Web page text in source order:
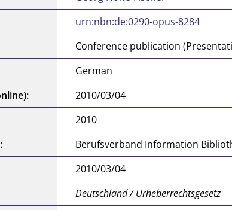
urn:nbn:de:0290-opus-8284
Conference publication
German
2010/03/04
2010
Berufsverband Information
2010/03/04
Deutschland / Urheberrechtsgesetz